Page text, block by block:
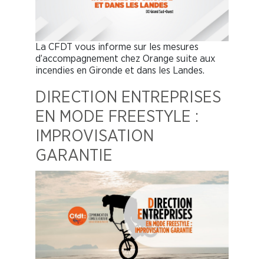
La CFDT vous informe sur les mesures
d’accompagnement chez Orange suite aux
incendies en Gironde et dans les Landes.
DIRECTION ENTREPRISES
EN MODE FREESTYLE :
IMPROVISATION
GARANTIE